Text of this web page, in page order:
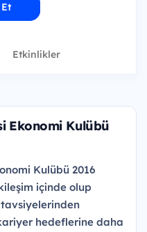
Etkinlikler
Ekonomi Kulübü
Kulübü 2016
içinde olup
hedeflerine daha